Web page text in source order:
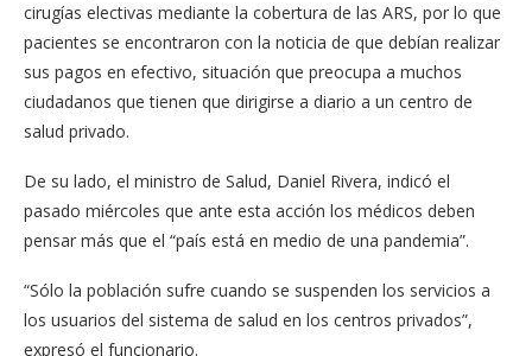
cirugías electivas median­te la cobertura de las ARS, por lo que
pacientes se en­contraron con la noticia de que debían realizar
sus pa­gos en efectivo, situación que preocupa a muchos
ciudadanos que tienen que dirigirse a diario a un cen­tro de
salud privado.
De su lado, el ministro de Salud, Daniel Rivera, indicó el
pasado miérco­les que ante esta acción los médicos deben
pensar más que el “país está en medio de una pandemia”.
“Sólo la población su­fre cuando se suspenden los servicios a
los usuarios del sistema de salud en los centros privados”,
expresó el funcionario.